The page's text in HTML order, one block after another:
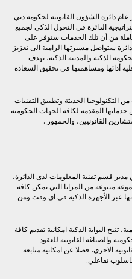
دائرة الشؤون القانونية لحكومة دبي
الدائرة في التحول الذكي لجميع
من أن تلك الخدمات ستوفر على
ستواصل مسيرتها الرامية الى تعزيز
الذكية والمدينة الذكية، بهدف
أدائها ومساهمتها في تحقيق السعادة
التكنولوجيا الحديثة وتطبيق التقنيات
خدماتها المقدمة لكافة الجهات الحكومية
القانونيين، والجمهور .
قسم تقنية المعلومات لدى الدائرة،
متنوعة من المزايا التي تمكن كافة
عبر الأجهزة الذكية في اي وقت ومن
البوابة الذكية امكانية تقديم كافة
والصياغة القانونية للعقود
الاخرى، فضلا عن امكانية متابعة
تفاعلي.